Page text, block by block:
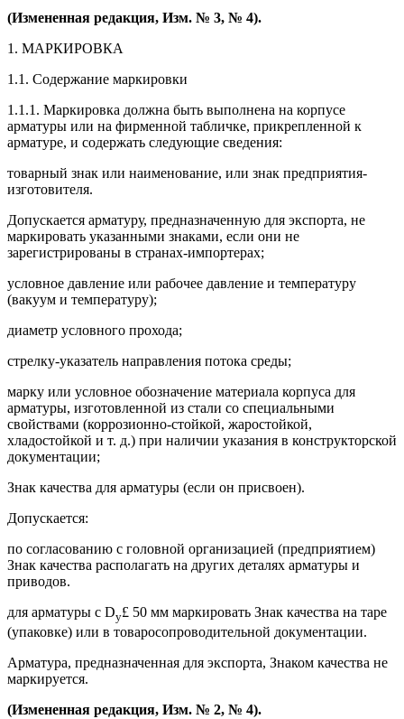
(Измененная редакция, Изм. № 3, № 4).
1. МАРКИРОВКА
1.1. Содержание маркировки
1.1.1. Маркировка должна быть выполнена на корпусе
арматуры или на фирменной табличке, прикрепленной к
арматуре, и содержать следующие сведения:
товарный знак или наименование, или знак предприятия-
изготовителя.
Допускается арматуру, предназначенную для экспорта, не
маркировать указанными знаками, если они не
зарегистрированы в странах-импортерах;
условное давление или рабочее давление и температуру
(вакуум и температуру);
диаметр условного прохода;
стрелку-указатель направления потока среды;
марку или условное обозначение материала корпуса для
арматуры, изготовленной из стали со специальными
свойствами (коррозионно-стойкой, жаростойкой,
хладостойкой и т. д.) при наличии указания в конструкторской
документации;
Знак качества для арматуры (если он присвоен).
Допускается:
по согласованию с головной организацией (предприятием)
Знак качества располагать на других деталях арматуры и
приводов.
для арматуры с Dу£ 50 мм маркировать Знак качества на таре
(упаковке) или в товаросопроводительной документации.
Арматура, предназначенная для экспорта, Знаком качества не
маркируется.
(Измененная редакция, Изм. № 2, № 4).